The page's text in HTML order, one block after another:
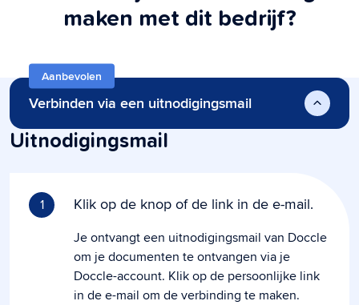
maken met dit bedrijf?
Aanbevolen
Verbinden via een uitnodigingsmail
Uitnodigingsmail
1 Klik op de knop of de link in de e-mail.
Je ontvangt een uitnodigingsmail van Doccle
om je documenten te ontvangen via je
Doccle-account. Klik op de persoonlijke link
in de e-mail om de verbinding te maken.